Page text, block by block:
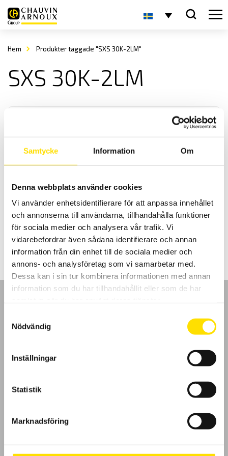
Samtycke Information Om
Denna webbplats använder cookies
Vi använder enhetsidentifierare för att anpassa innehållet
och annonserna till användarna, tillhandahålla funktioner
för sociala medier och analysera vår trafik. Vi
vidarebefordrar även sådana identifierare och annan
information från din enhet till de sociala medier och
annons- och analysföretag som vi samarbetar med.
Dessa kan i sin tur kombinera informationen med annan
information som du har tillhandahållit eller som de har
Nödvändig
Inställningar
Statistik
Marknadsföring
Hem Produkter taggade "SXS 30K-2LM"
SXS 30K-2LM
KERN SXS Plattformsvåg
industrimiljöer med maxkapacitet upp till 300 kg.
15,600.00 kr–23,850.00krPrisintervall:
15,600.00 kr
till
23,850.00 kr
LÄS MER